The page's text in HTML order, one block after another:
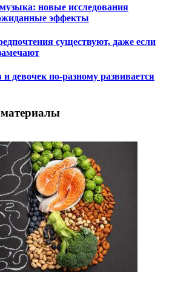
новые исследования
эффекты
существуют, даже если
девочек по-разному развивается